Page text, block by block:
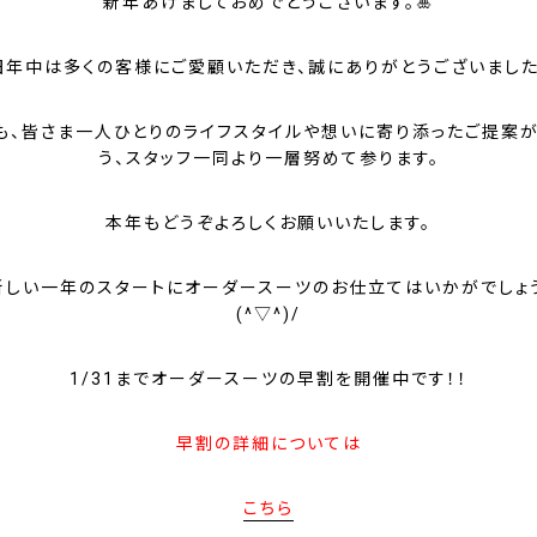
年中は多くの客様にご愛顧いただき、誠にありがとうございました
皆さま一人ひとりのライフスタイルや想いに寄り添ったご提案
う、スタッフ一同より一層努めて参ります。
本年もどうぞよろしくお願いいたします。
しい一年のスタートにオーダースーツのお仕立てはいかがでしょ
(^▽^)/
1/31までオーダースーツの早割を開催中です！！
早割の詳細については
こちら